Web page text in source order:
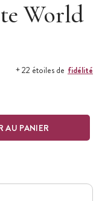
World
+ 22 étoiles de fidélité
AU PANIER